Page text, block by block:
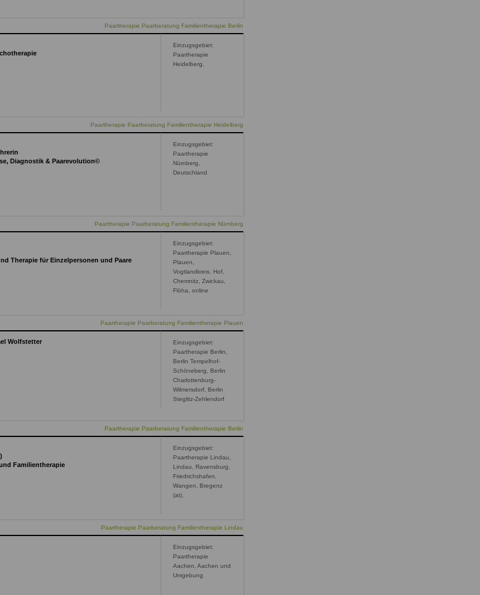
Paartherapie Paarberatung Familientherapie Berlin
Einzugsgebiet:
Paartherapie
Heidelberg,
Paartherapie Paarberatung Familientherapie Heidelberg
Diagnostik & Paarevolution©
Einzugsgebiet:
Paartherapie
Nürnberg,
Deutschland
Paartherapie Paarberatung Familientherapie Nürnberg
Therapie für Einzelpersonen und Paare
Einzugsgebiet:
Paartherapie Plauen,
Plauen,
Vogtlandkreis, Hof,
Chemnitz, Zwickau,
Flöha, online
Paartherapie Paarberatung Familientherapie Plauen
Wolfstetter
Einzugsgebiet:
Paartherapie Berlin,
Berlin Tempelhof-
Schöneberg, Berlin
Charlottenburg-
Wilmersdorf, Berlin
Steglitz-Zehlendorf
Paartherapie Paarberatung Familientherapie Berlin
Familientherapie
Einzugsgebiet:
Paartherapie Lindau,
Lindau, Ravensburg,
Friedrichshafen,
Wangen, Bregenz
(at),
Paartherapie Paarberatung Familientherapie Lindau
Einzugsgebiet:
Paartherapie
Aachen, Aachen und
Umgebung